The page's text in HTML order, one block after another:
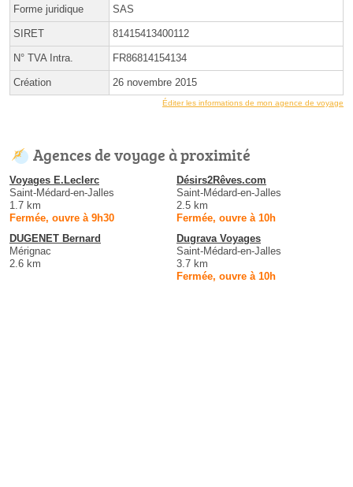
Forme juridique SAS
SIRET 81415413400112
N° TVA Intra. FR86814154134
Création 26 novembre 2015
Éditer les informations de mon agence de voyage
Agences de voyage à proximité
Voyages E.Leclerc
Saint-Médard-en-Jalles
1.7 km
Fermée, ouvre à 9h30
Désirs2Rêves.com
Saint-Médard-en-Jalles
2.5 km
Fermée, ouvre à 10h
DUGENET Bernard
Mérignac
2.6 km
Dugrava Voyages
Saint-Médard-en-Jalles
3.7 km
Fermée, ouvre à 10h